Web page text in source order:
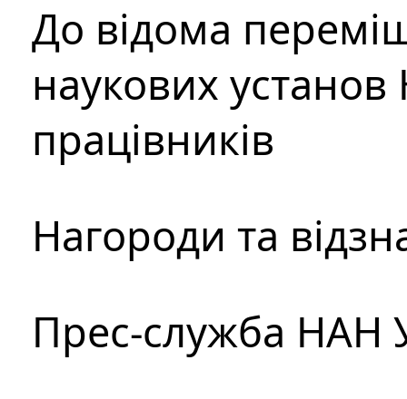
До відома
наукових установ
працівників
Нагороди та
Прес-служба НАН